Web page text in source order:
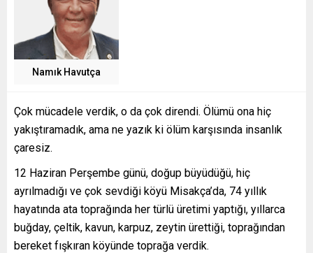
Namık Havutça
Çok mücadele verdik, o da çok direndi. Ölümü ona hiç
yakıştıramadık, ama ne yazık ki ölüm karşısında insanlık
çaresiz.
12 Haziran Perşembe günü, doğup büyüdüğü, hiç
ayrılmadığı ve çok sevdiği köyü Misakça’da, 74 yıllık
hayatında ata toprağında her türlü üretimi yaptığı, yıllarca
buğday, çeltik, kavun, karpuz, zeytin ürettiği, toprağından
bereket fışkıran köyünde toprağa verdik.